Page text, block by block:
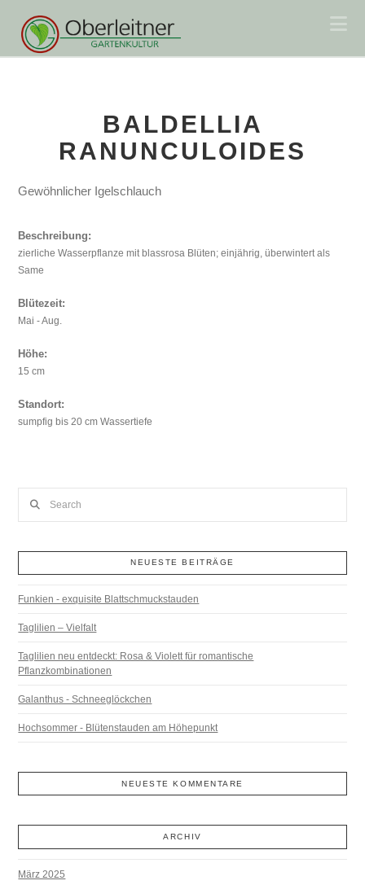
BALDELLIA
RANUNCULOIDES
Gewöhnlicher Igelschlauch
Beschreibung:
zierliche Wasserpflanze mit blassrosa Blüten; einjährig, überwintert als
Same
Blütezeit:
Mai - Aug.
Höhe:
15 cm
Standort:
sumpfig bis 20 cm Wassertiefe
NEUESTE BEITRÄGE
Funkien - exquisite Blattschmuckstauden
Taglilien – Vielfalt
Taglilien neu entdeckt: Rosa & Violett für romantische
Pflanzkombinationen
Galanthus - Schneeglöckchen
Hochsommer - Blütenstauden am Höhepunkt
NEUESTE KOMMENTARE
ARCHIV
März 2025